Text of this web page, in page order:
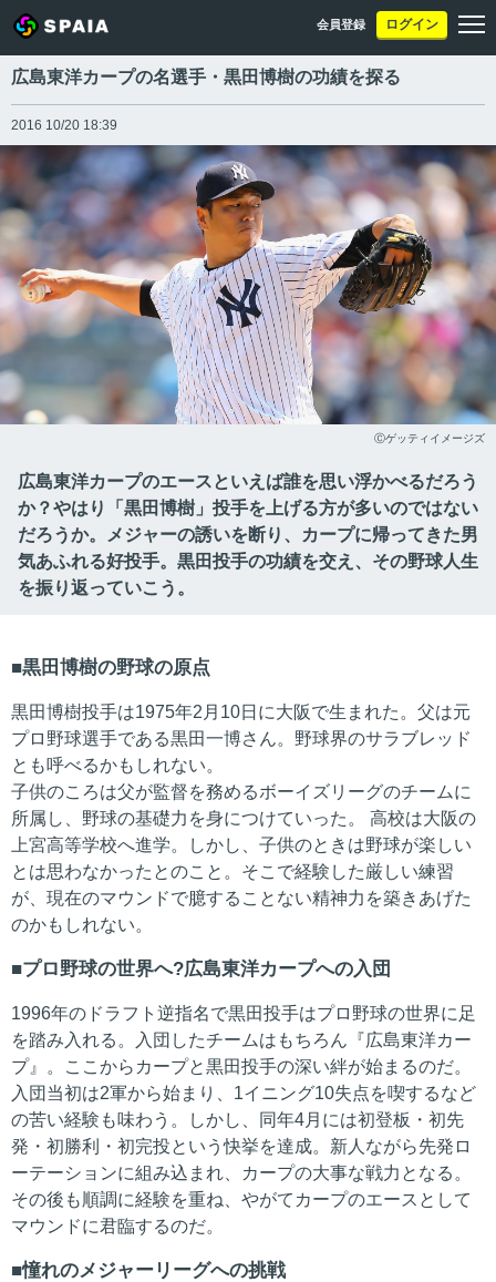
会員登録 ログイン
広島東洋カープの名選手・黒田博樹の功績を探る
2016 10/20 18:39
Ⓒゲッティイメージズ
広島東洋カープのエースといえば誰を思い浮かべるだろう
か？やはり「黒田博樹」投手を上げる方が多いのではない
だろうか。メジャーの誘いを断り、カープに帰ってきた男
気あふれる好投手。黒田投手の功績を交え、その野球人生
を振り返っていこう。
黒田博樹の野球の原点
黒田博樹投手は1975年2月10日に大阪で生まれた。父は元
プロ野球選手である黒田一博さん。野球界のサラブレッド
とも呼べるかもしれない。
子供のころは父が監督を務めるボーイズリーグのチームに
所属し、野球の基礎力を身につけていった。 高校は大阪の
上宮高等学校へ進学。しかし、子供のときは野球が楽しい
とは思わなかったとのこと。そこで経験した厳しい練習
が、現在のマウンドで臆することない精神力を築きあげた
のかもしれない。
プロ野球の世界へ?広島東洋カープへの入団
1996年のドラフト逆指名で黒田投手はプロ野球の世界に足
を踏み入れる。入団したチームはもちろん『広島東洋カー
プ』。ここからカープと黒田投手の深い絆が始まるのだ。
入団当初は2軍から始まり、1イニング10失点を喫するなど
の苦い経験も味わう。しかし、同年4月には初登板・初先
発・初勝利・初完投という快挙を達成。新人ながら先発ロ
ーテーションに組み込まれ、カープの大事な戦力となる。
その後も順調に経験を重ね、やがてカープのエースとして
マウンドに君臨するのだ。
憧れのメジャーリーグへの挑戦